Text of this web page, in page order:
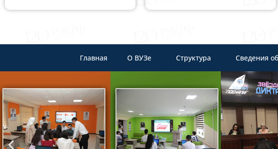
Главная О ВУЗе Структура Сведения